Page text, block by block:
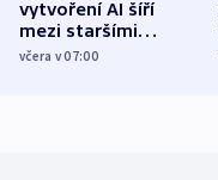
vytvoření AI šíří
mezi staršími
Poláky nebezpečné
včera v 07:00